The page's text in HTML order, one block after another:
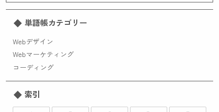
単語帳カテゴリー
Webデザイン
Webマーケティング
コーディング
索引